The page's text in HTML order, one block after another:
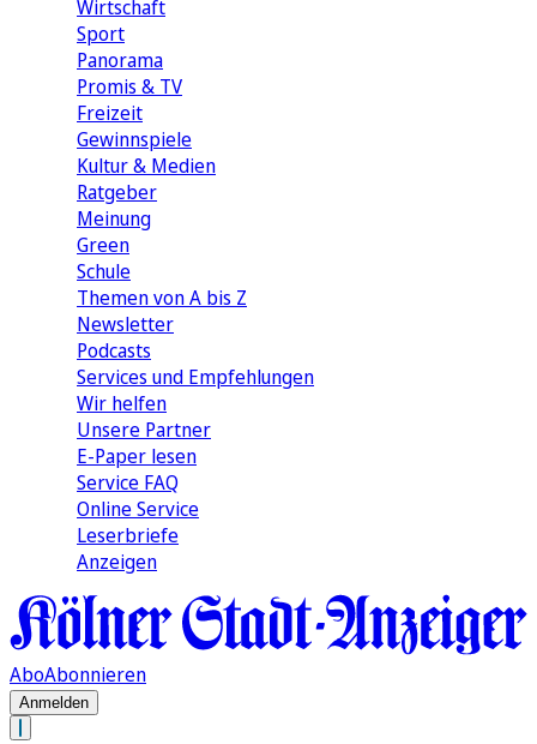
Wirtschaft
Sport
Panorama
Promis & TV
Freizeit
Gewinnspiele
Kultur & Medien
Ratgeber
Meinung
Green
Schule
Themen von A bis Z
Newsletter
Podcasts
Services und Empfehlungen
Wir helfen
Unsere Partner
E-Paper lesen
Service FAQ
Online Service
Leserbriefe
Anzeigen
AboAbonnieren
Anmelden